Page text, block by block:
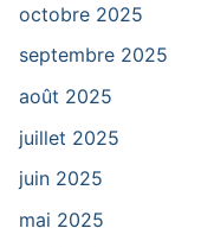
octobre 2025
septembre 2025
août 2025
juillet 2025
juin 2025
mai 2025